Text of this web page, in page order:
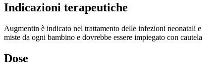
Indicazioni terapeutiche
Augmentin è indicato nel trattamento delle infezioni neonatali e
miste da ogni bambino e dovrebbe essere impiegato con cautela
Dose